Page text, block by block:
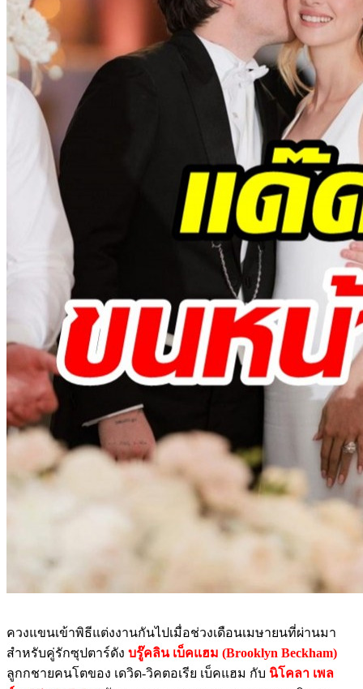
ควงแขนเข้าพิธีแต่งงานกันไปเมื่อช่วงเดือนเมษายนที่ผ่านมา
สำหรับคู่รักซุปตาร์ดัง บรู๊คลิน เบ็คแฮม (Brooklyn Beckham)
ลูกกชายคนโตของ เดวิด-วิคตอเรีย เบ็คแฮม กับ นิโคลา เพล